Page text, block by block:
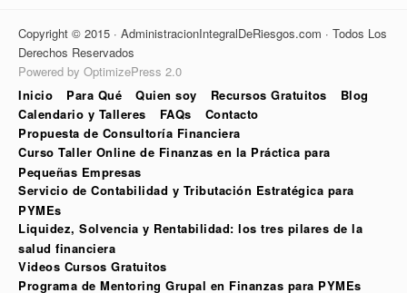
Copyright © 2015 · AdministracionIntegralDeRiesgos.com · Todos Los
Derechos Reservados
Powered by OptimizePress 2.0
Inicio
Para Qué Quien soy Recursos Gratuitos
Blog
Calendario y Talleres
FAQs
Contacto
Propuesta de Consultoría Financiera
Curso Taller Online de Finanzas en la Práctica para
Pequeñas Empresas
Servicio de Contabilidad y Tributación Estratégica para
PYMEs
Liquidez, Solvencia y Rentabilidad: los tres pilares de la
salud financiera
Videos Cursos Gratuitos
Programa de Mentoring Grupal en Finanzas para PYMEs